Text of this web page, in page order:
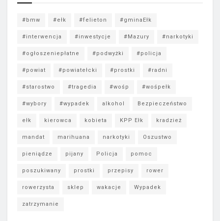
#bmw #ełk #felieton #gminaEłk
#interwencja #inwestycje #Mazury #narkotyki
#ogłoszeniepłatne #podwyżki #policja
#powiat #powiatełcki #prostki #radni
#starostwo #tragedia #wośp #wośpełk
#wybory #wypadek alkohol Bezpieczeństwo
ełk kierowca kobieta KPP Ełk kradzież
mandat marihuana narkotyki Oszustwo
pieniądze pijany Policja pomoc
poszukiwany prostki przepisy rower
rowerzysta sklep wakacje Wypadek
zatrzymanie